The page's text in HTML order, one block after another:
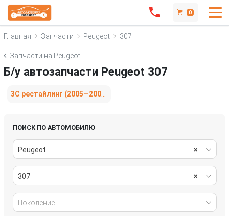
0
Главная Запчасти Peugeot 307
Запчасти на Peugeot
Б/у автозапчасти Peugeot 307
ПОИСК ПО АВТОМОБИЛЮ
×
Peugeot
×
307
Поколение